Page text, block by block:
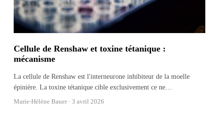
Cellule de Renshaw et toxine tétanique :
mécanisme
La cellule de Renshaw est l'interneurone inhibiteur de la moelle
épinière. La toxine tétanique cible exclusivement ce ne…
Marie-Hélène Bauer · 3 avril 2026